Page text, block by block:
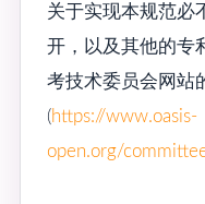
关于实现本规范必
开，以及其他的专
考技术委员会网站
(https://www.oasis-
open.org/